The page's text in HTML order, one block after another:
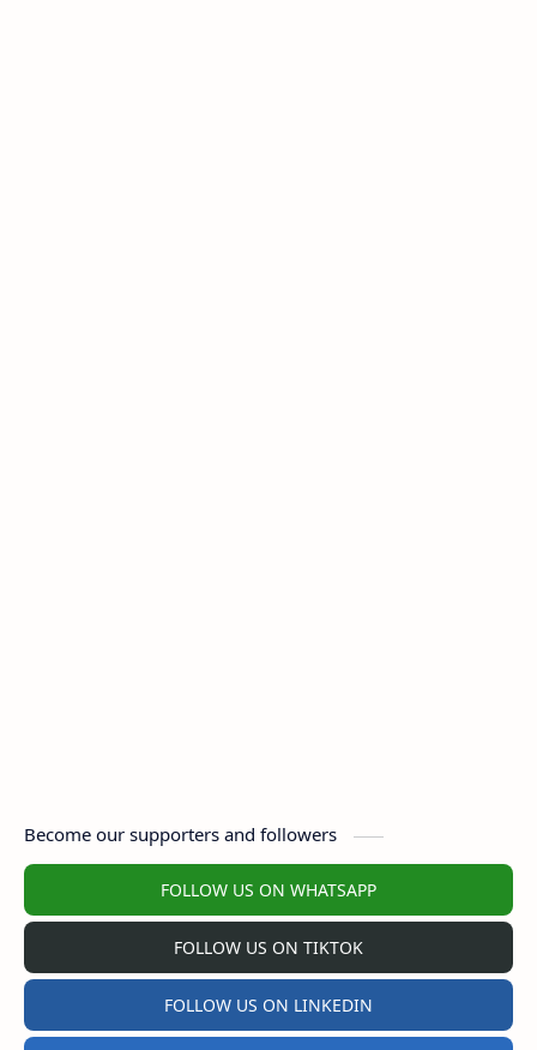
Become our supporters and followers
FOLLOW US ON WHATSAPP
FOLLOW US ON TIKTOK
FOLLOW US ON LINKEDIN